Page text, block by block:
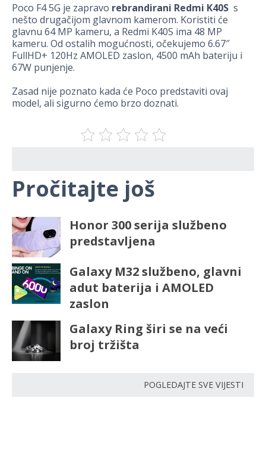
Poco F4 5G je zapravo rebrandirani Redmi K40S s
nešto drugačijom glavnom kamerom. Koristiti će
glavnu 64 MP kameru, a Redmi K40S ima 48 MP
kameru. Od ostalih mogućnosti, očekujemo 6.67″
FullHD+ 120Hz AMOLED zaslon, 4500 mAh bateriju i
67W punjenje.
Zasad nije poznato kada će Poco predstaviti ovaj
model, ali sigurno ćemo brzo doznati.
Pročitajte još
Honor 300 serija službeno
predstavljena
Galaxy M32 službeno, glavni
adut baterija i AMOLED
zaslon
Galaxy Ring širi se na veći
broj tržišta
POGLEDAJTE SVE VIJESTI